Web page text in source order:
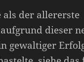
als der allererste
dieser
gewaltiger